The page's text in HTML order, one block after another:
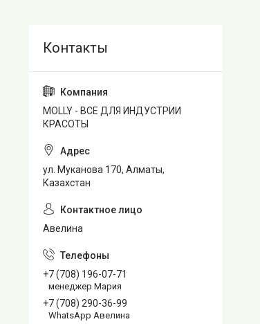
MOLLY - ВСЕ ДЛЯ ИНДУСТРИИ
КРАСОТЫ
ул. Муканова 170, Алматы,
Казахстан
Авелина
+7 (708) 196-07-71
менеджер Мария
+7 (708) 290-36-99
WhatsApp Авелина